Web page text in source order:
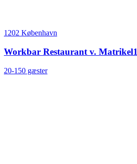
1202 København
Workbar Restaurant v. Matrikel1
20-150 gæster